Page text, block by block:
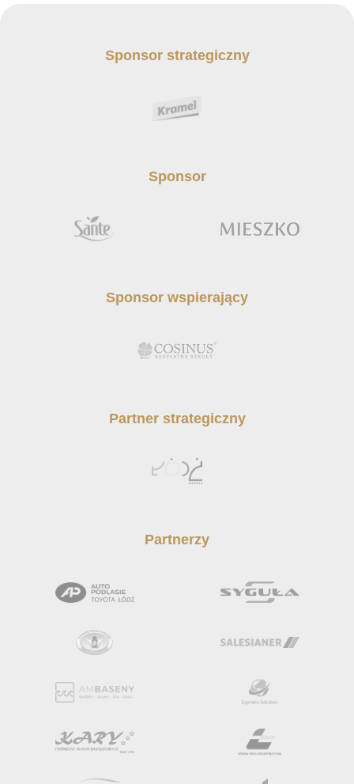
Sponsor strategiczny
Sponsor
Sponsor wspierający
Partner strategiczny
Partnerzy